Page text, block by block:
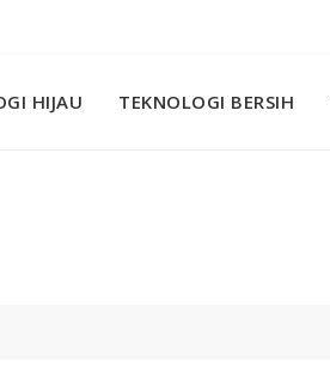
HIJAU TEKNOLOGI BERSIH